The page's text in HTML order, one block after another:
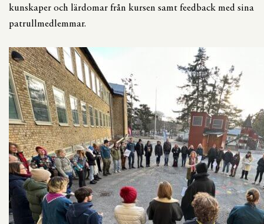
kunskaper och lärdomar från kursen samt feedback med sina
patrullmedlemmar.